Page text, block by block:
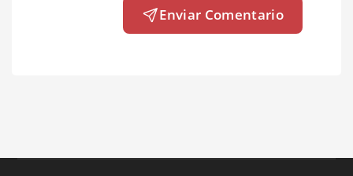
Enviar Comentario